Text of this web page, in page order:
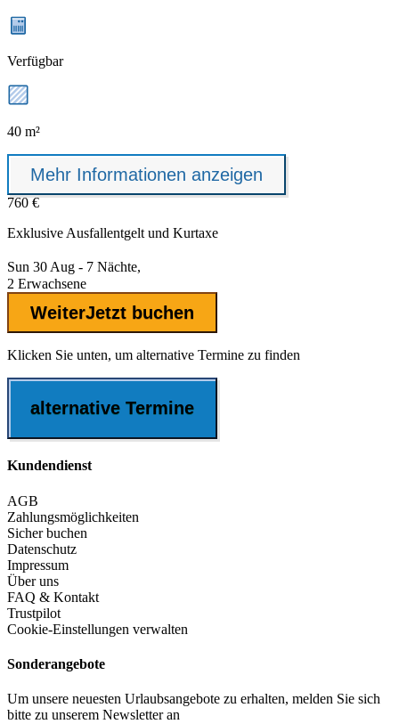
Verfügbar
40 m²
Mehr Informationen anzeigen
760 €
Exklusive Ausfallentgelt und Kurtaxe
Sun 30 Aug - 7 Nächte,
2 Erwachsene
WeiterJetzt buchen
Klicken Sie unten, um alternative Termine zu finden
alternative Termine
Kundendienst
AGB
Zahlungsmöglichkeiten
Sicher buchen
Datenschutz
Impressum
Über uns
FAQ & Kontakt
Trustpilot
Cookie-Einstellungen verwalten
Sonderangebote
Um unsere neuesten Urlaubsangebote zu erhalten, melden Sie sich
bitte zu unserem Newsletter an